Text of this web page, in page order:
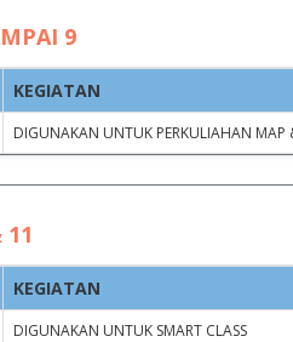
Clear filters
9
KEGIATAN
DIGUNAKAN UNTUK PERKULIAHAN MAP
11
KEGIATAN
DIGUNAKAN UNTUK SMART CLASS